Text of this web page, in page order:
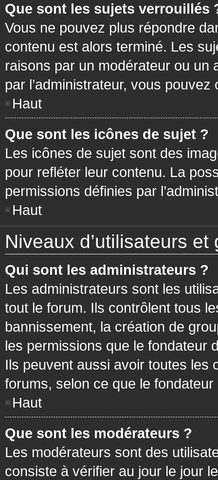
Que sont les sujets verrouillés
Vous ne pouvez plus répondre
contenu est alors terminé. Les
raisons par un modérateur ou un
par l’administrateur, vous
Haut
Que sont les icônes de sujet ?
Les icônes de sujet sont des
pour refléter leur contenu. La
permissions définies par
Haut
Niveaux d’utilisateurs et
Qui sont les administrateurs ?
Les administrateurs sont les
tout le forum. Ils contrôlent tous
bannissement, la création de
les permissions que le fondateur
Ils peuvent aussi avoir toutes les
forums, selon ce que le
Haut
Que sont les modérateurs ?
Les modérateurs sont des
consiste à vérifier au jour le jour